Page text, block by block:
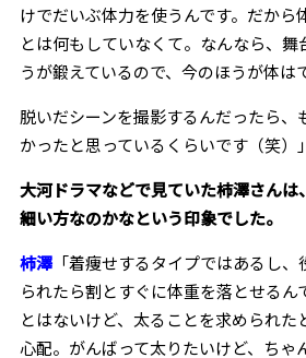
けでだいぶ体力を使うんです。だから
とは何もしていなくて。なんなら、
うが鍛えているので、今のほうが体は
脱いだシーンを撮影するんだったら、
かったと思っているくらいです（笑）」
――大河ドラマなどで見ていた柿澤さん
細い方なのかなという印象でした。
柿澤「着痩せするタイプではあるし、
られたら割とすぐに体重を落とせるん
とはないけど、太ることを求められた
心配。がんばって太りたいけど、ちゃ